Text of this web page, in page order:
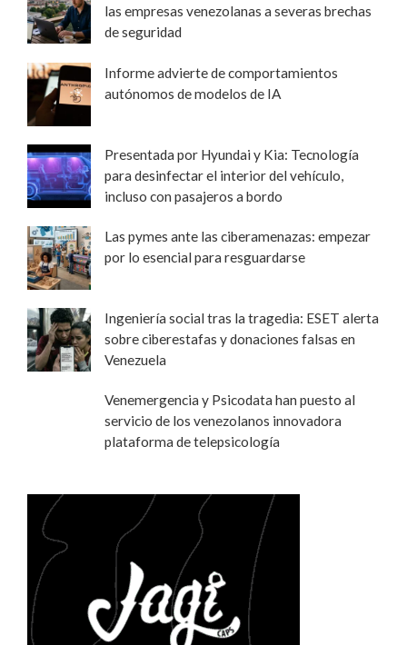
las empresas venezolanas a severas brechas
de seguridad
Informe advierte de comportamientos
autónomos de modelos de IA
Presentada por Hyundai y Kia: Tecnología
para desinfectar el interior del vehículo,
incluso con pasajeros a bordo
Las pymes ante las ciberamenazas: empezar
por lo esencial para resguardarse
Ingeniería social tras la tragedia: ESET alerta
sobre ciberestafas y donaciones falsas en
Venezuela
Venemergencia y Psicodata han puesto al
servicio de los venezolanos innovadora
plataforma de telepsicología